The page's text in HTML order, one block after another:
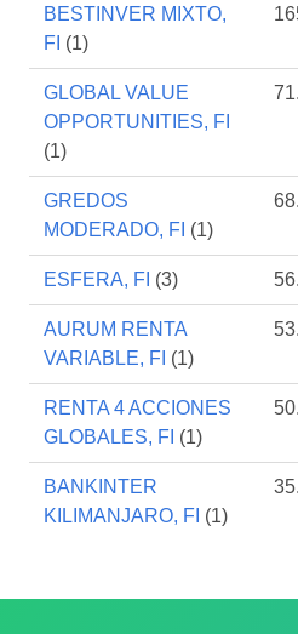
BESTINVER MIXTO,
FI (1)
GLOBAL VALUE
OPPORTUNITIES, FI
(1)
GREDOS
MODERADO, FI (1)
ESFERA, FI (3)
AURUM RENTA
VARIABLE, FI (1)
RENTA 4 ACCIONES
GLOBALES, FI (1)
BANKINTER
KILIMANJARO, FI (1)